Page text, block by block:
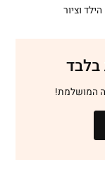
וציור
בלבד
המושלמת!